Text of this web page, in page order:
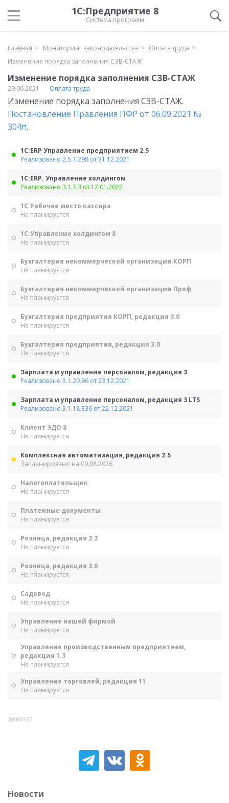
1С:Предприятие 8
Система программ
Главная Мониторинг законодательства
Оплата труда
Изменение порядка заполнения СЗВ-СТАЖ
Изменение порядка заполнения СЗВ-СТАЖ
29.06.2021 Оплата труда
Изменение порядка заполнения СЗВ-СТАЖ.
Постановление Правления ПФР от 06.09.2021 №
304п.
1С:ERP Управление предприятием 2.5
Реализовано 2.5.7.298 от 31.12.2021
1С:ERP. Управление холдингом
Реализовано 3.1.7.3 от 12.01.2022
1С:Рабочее место кассира
Не планируется
1С:Управление холдингом 8
Не планируется
Бухгалтерия некоммерческой организации КОРП
Не планируется
Бухгалтерия некоммерческой организации Проф
Не планируется
Бухгалтерия предприятия КОРП, редакция 3.0
Не планируется
Бухгалтерия предприятия, редакция 3.0
Не планируется
Зарплата и управление персоналом, редакция 3
Реализовано 3.1.20.96 от 23.12.2021
Зарплата и управление персоналом, редакция 3 LTS
Реализовано 3.1.18.336 от 22.12.2021
Клиент ЭДО 8
Не планируется
Комплексная автоматизация, редакция 2.5
Запланировано на 09.08.2026
Налогоплательщик
Не планируется
Платежные документы
Не планируется
Розница, редакция 2.3
Не планируется
Розница, редакция 3.0
Не планируется
Садовод
Не планируется
Управление нашей фирмой
Не планируется
Управление производственным предприятием,
редакция 1.3
Не планируется
Управление торговлей, редакция 11
Не планируется
30000937
Новости